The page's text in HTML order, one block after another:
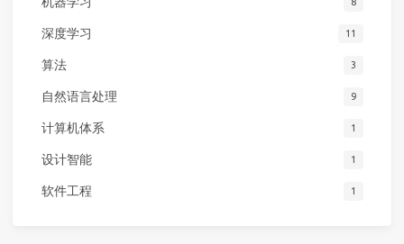
深度学习 11
算法 3
自然语言处理 9
计算机体系 1
设计智能 1
软件工程 1